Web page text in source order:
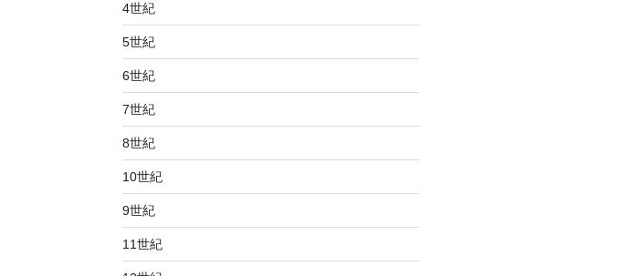
4世紀
5世紀
6世紀
7世紀
8世紀
10世紀
9世紀
11世紀